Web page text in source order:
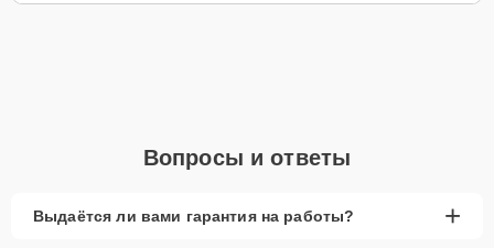
активное использование устройства дольше
запчастей.
Вопросы и ответы
Выдаётся ли вами гарантия на работы? +